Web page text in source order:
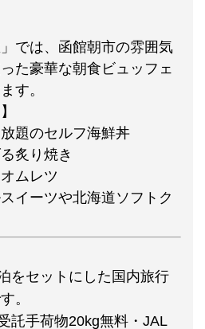
では、函館朝市の雰囲気
た豪華な朝食ビュッフェ
す。
題のセルフ海鮮丼
炙り焼き
ムレツ
イーツや北海道ソフトク
をセットにした国内旅行
。
託手荷物20kg無料・JAL